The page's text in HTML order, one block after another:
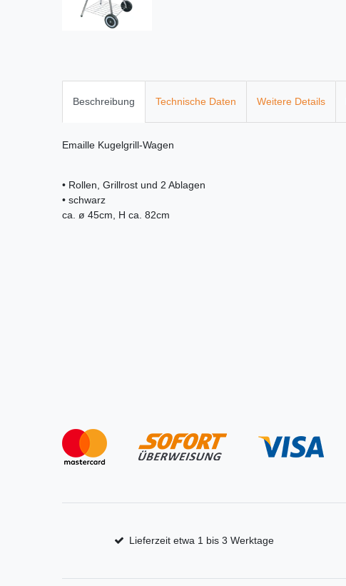
Beschreibung Technische Daten Weitere Details
Emaille Kugelgrill-Wagen
• Rollen, Grillrost und 2 Ablagen
• schwarz
ca. ø 45cm, H ca. 82cm
Lieferzeit etwa 1 bis 3 Werktage